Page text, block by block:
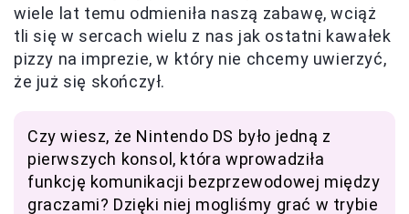
wiele lat temu odmieniła naszą zabawę, wciąż
tli się w sercach wielu z nas jak ostatni kawałek
pizzy na imprezie, w który nie chcemy uwierzyć,
że już się skończył.
Czy wiesz, że Nintendo DS było jedną z
pierwszych konsol, która wprowadziła
funkcję komunikacji bezprzewodowej między
graczami? Dzięki niej mogliśmy grać w trybie